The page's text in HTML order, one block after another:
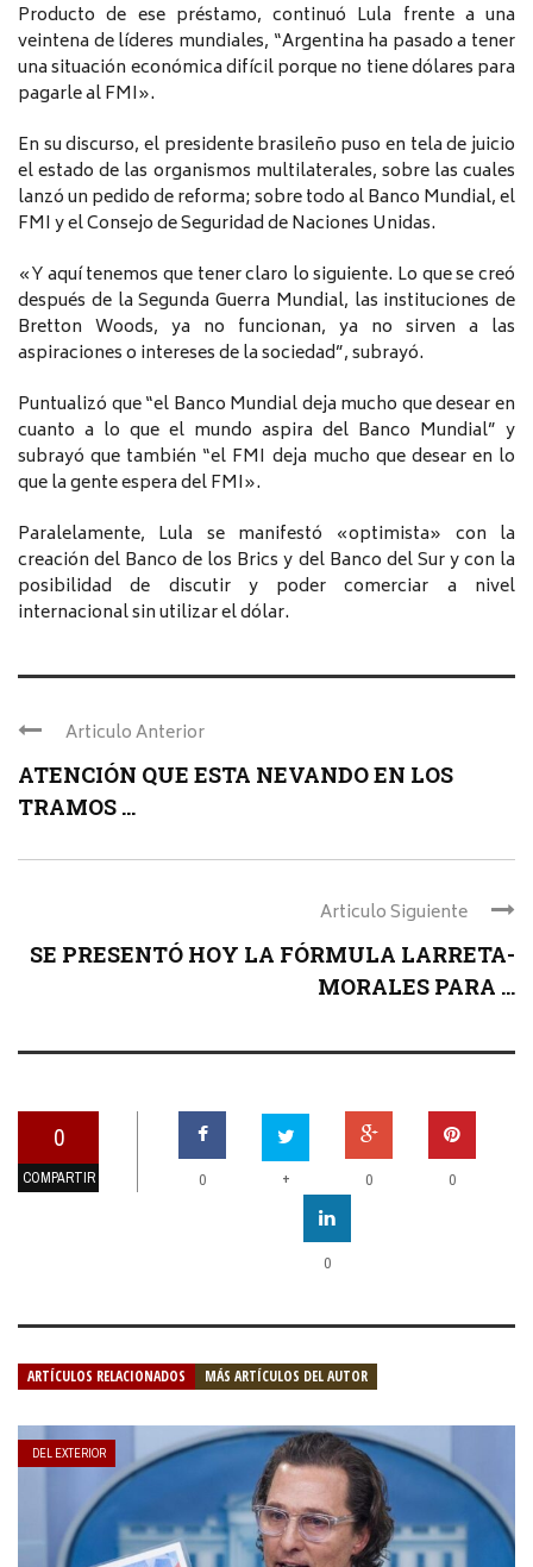
Producto de ese préstamo, continuó Lula frente a una
veintena de líderes mundiales, “Argentina ha pasado a tener
una situación económica difícil porque no tiene dólares para
pagarle al FMI».
En su discurso, el presidente brasileño puso en tela de juicio
el estado de las organismos multilaterales, sobre las cuales
lanzó un pedido de reforma; sobre todo al Banco Mundial, el
FMI y el Consejo de Seguridad de Naciones Unidas.
«Y aquí tenemos que tener claro lo siguiente. Lo que se creó
después de la Segunda Guerra Mundial, las instituciones de
Bretton Woods, ya no funcionan, ya no sirven a las
aspiraciones o intereses de la sociedad”, subrayó.
Puntualizó que “el Banco Mundial deja mucho que desear en
cuanto a lo que el mundo aspira del Banco Mundial” y
subrayó que también “el FMI deja mucho que desear en lo
que la gente espera del FMI».
Paralelamente, Lula se manifestó «optimista» con la
creación del Banco de los Brics y del Banco del Sur y con la
posibilidad de discutir y poder comerciar a nivel
internacional sin utilizar el dólar.
Articulo Anterior
ATENCIÓN QUE ESTA NEVANDO EN LOS
TRAMOS ...
Articulo Siguiente
SE PRESENTÓ HOY LA FÓRMULA LARRETA-
MORALES PARA ...
0
COMPARTIR 0 + 0 0
0
ARTÍCULOS RELACIONADOS MÁS ARTÍCULOS DEL AUTOR
DEL EXTERIOR